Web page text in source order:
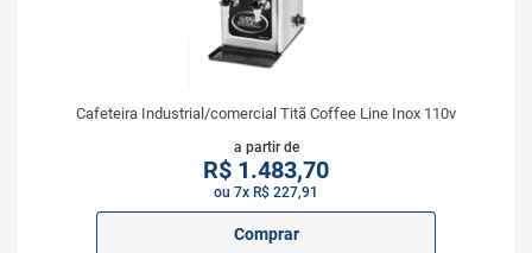
Cafeteira Industrial/comercial Titã Coffee Line Inox 110v
a partir de
R$ 1.483,70
ou 7x R$ 227,91
Comprar